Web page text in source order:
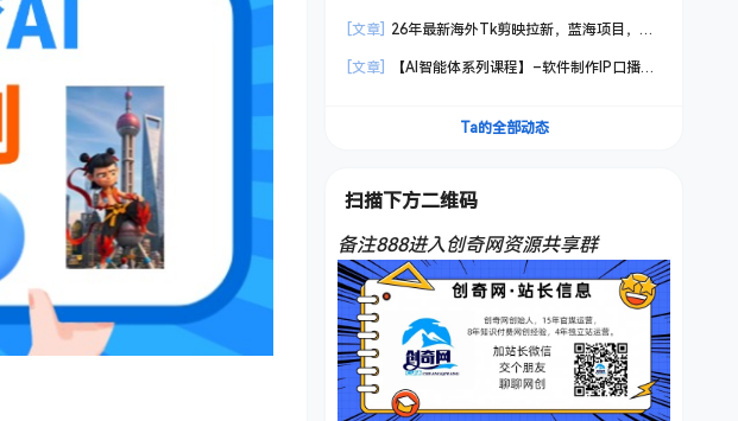
作战规划
[文章]
26年最新海外Tk剪映拉新，蓝海项目，会
[文章]
【AI智能体系列课程】–软件制作IP口播视
频，轻松起号，日入1000+
Ta的全部动态
扫描下方二维码
备注888进入创奇网资源共享群